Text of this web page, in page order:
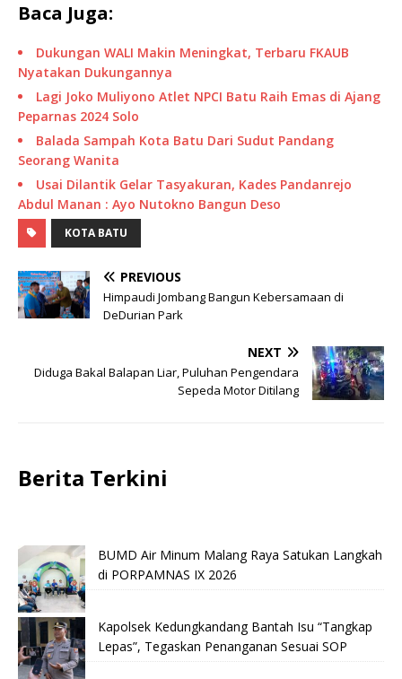
Baca Juga:
Dukungan WALI Makin Meningkat, Terbaru FKAUB
Nyatakan Dukungannya
Lagi Joko Muliyono Atlet NPCI Batu Raih Emas di Ajang
Peparnas 2024 Solo
Balada Sampah Kota Batu Dari Sudut Pandang
Seorang Wanita
Usai Dilantik Gelar Tasyakuran, Kades Pandanrejo
Abdul Manan : Ayo Nutokno Bangun Deso
KOTA BATU
PREVIOUS
Himpaudi Jombang Bangun Kebersamaan di
DeDurian Park
NEXT
Diduga Bakal Balapan Liar, Puluhan Pengendara
Sepeda Motor Ditilang
Berita Terkini
BUMD Air Minum Malang Raya Satukan Langkah
di PORPAMNAS IX 2026
Kapolsek Kedungkandang Bantah Isu “Tangkap
Lepas”, Tegaskan Penanganan Sesuai SOP